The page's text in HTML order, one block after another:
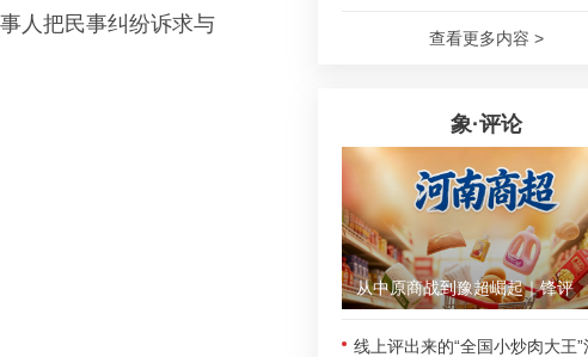
人把民事纠纷诉求与
查看更多内容 >
象·评论
从中原商战到豫超崛起｜锋评
线上评出来的“全国小炒肉大王”